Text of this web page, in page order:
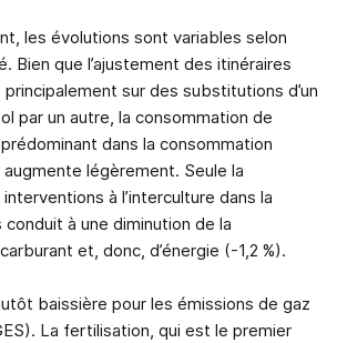
les évolutions sont variables selon
Bien que l’ajustement des itinéraires
sur des substitutions d’un
par un autre, la consommation de
dans la consommation
augmente légèrement. Seule la
à l’interculture dans la
à une diminution de la
et, donc, d’énergie (-1,2 %).
baissière pour les émissions de gaz
La fertilisation, qui est le premier